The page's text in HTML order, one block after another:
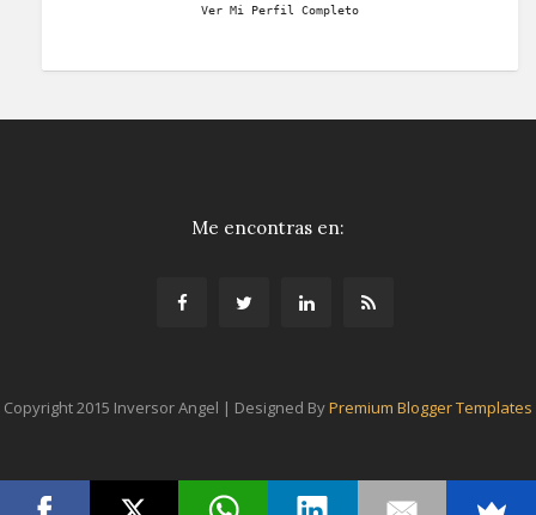
Ver Mi Perfil Completo
Me encontras en:
Copyright 2015 Inversor Angel | Designed ByPremium Blogger Templates